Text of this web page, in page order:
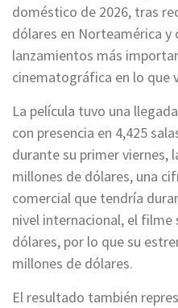
doméstico de 2026, tras
dólares en Norteamérica y
lanzamientos más
cinematográfica en lo que
La película tuvo una
con presencia en 4,425
durante su primer viernes,
millones de dólares, una
comercial que tendría
nivel internacional, el
dólares, por lo que su
millones de dólares.
El resultado también